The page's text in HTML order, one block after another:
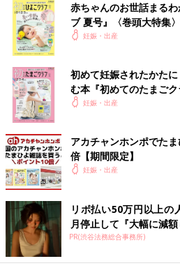
赤ちゃんのお世話まる
ブ 夏号』〈巻頭大特集
く！ おっぱい・ミルク
妊娠・出産
初めて妊娠されたかた
む本『初めてのたまごク
妊娠・出産
アカチャンホンポでた
倍【期間限定】
妊娠・出産
リボ払い50万円以上の
月停止して『大幅に減
PR(渋谷法務総合事務所)